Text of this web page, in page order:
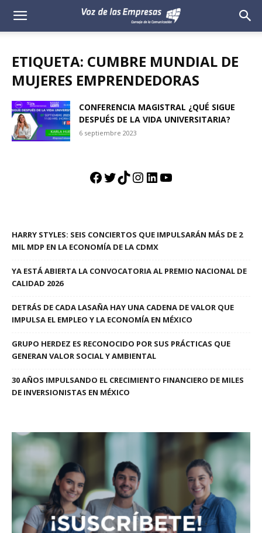
Voz
Empresas
ETIQUETA: CUMBRE MUNDIAL DE
MUJERES EMPRENDEDORAS
CONFERENCIA MAGISTRAL ¿QUÉ SIGUE
DESPUÉS DE LA VIDA UNIVERSITARIA?
6 septiembre 2023
Facebook
Twitter
TikTok
Instagram
LinkedIn
YouTube
HARRY STYLES: SEIS CONCIERTOS QUE IMPULSARÁN MÁS DE 2
MIL MDP EN LA ECONOMÍA DE LA CDMX
YA ESTÁ ABIERTA LA CONVOCATORIA AL PREMIO NACIONAL DE
CALIDAD 2026
DETRÁS DE CADA LASAÑA HAY UNA CADENA DE VALOR QUE
IMPULSA EL EMPLEO Y LA ECONOMÍA EN MÉXICO
GRUPO HERDEZ ES RECONOCIDO POR SUS PRÁCTICAS QUE
GENERAN VALOR SOCIAL Y AMBIENTAL
30 AÑOS IMPULSANDO EL CRECIMIENTO FINANCIERO DE MILES
DE INVERSIONISTAS EN MÉXICO